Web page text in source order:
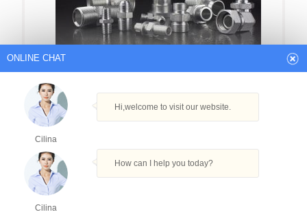
Accg-og / addg-og Bsp rosca ajustável Stud
End Com O-ring de vedação Run Tee aço
carbono Hidráulica Mangueira Fittings
Andadapters
ONLINE CHAT
Cilina
Hi,welcome to visit our website.
Cilina
How can I help you today?